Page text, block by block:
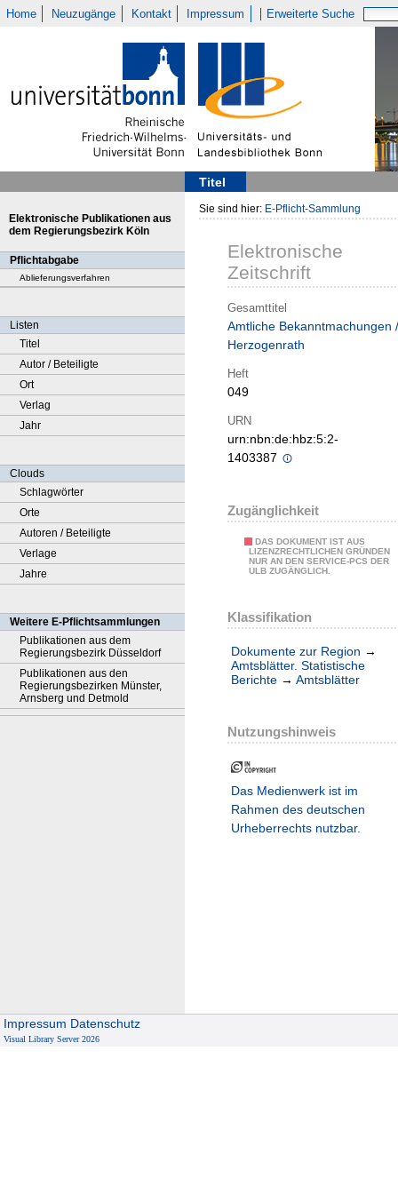
Home Neuzugänge Kontakt Impressum Erweiterte Suche
Titel
Elektronische Publikationen aus
dem Regierungsbezirk Köln
Pflichtabgabe
Ablieferungsverfahren
Listen
Titel
Autor / Beteiligte
Ort
Verlag
Jahr
Clouds
Schlagwörter
Orte
Autoren / Beteiligte
Verlage
Jahre
Weitere E-Pflichtsammlungen
Publikationen aus dem
Regierungsbezirk Düsseldorf
Publikationen aus den
Regierungsbezirken Münster,
Arnsberg und Detmold
Sie sind hier: E-Pflicht-Sammlung
Elektronische
Zeitschrift
Gesamttitel
Amtliche Bekanntmachungen /
Herzogenrath
Heft
049
URN
urn:nbn:de:hbz:5:2-
1403387
Zugänglichkeit
DAS DOKUMENT IST AUS
LIZENZRECHTLICHEN GRÜNDEN
NUR AN DEN SERVICE-PCS DER
ULB ZUGÄNGLICH.
Klassifikation
Dokumente zur Region →
Amtsblätter. Statistische
Berichte → Amtsblätter
Nutzungshinweis
Das Medienwerk ist im
Rahmen des deutschen
Urheberrechts nutzbar.
Impressum Datenschutz
Visual Library Server 2026